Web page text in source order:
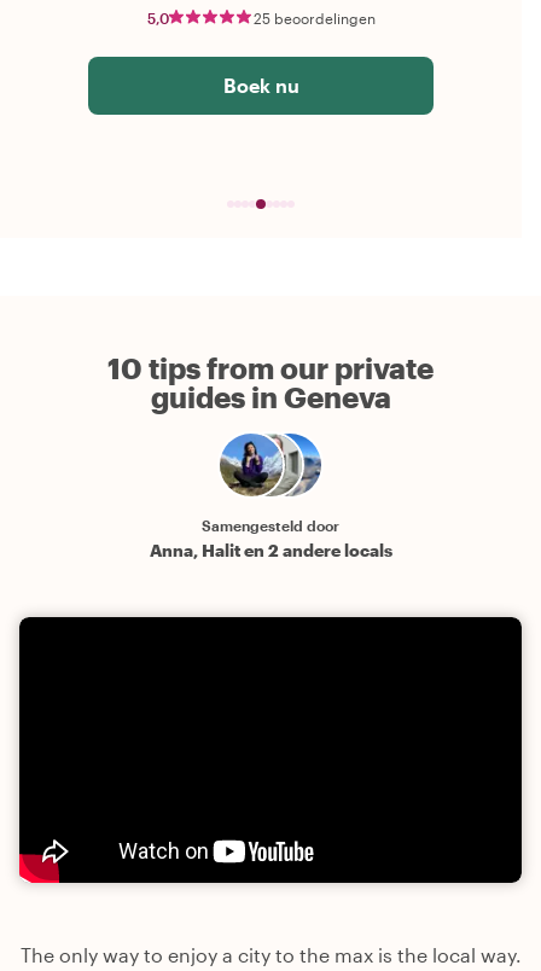
5,0 25 beoordelingen
Boek nu
10 tips from our private
guides in Geneva
Samengesteld door
Anna, Halit en 2 andere locals
The only way to enjoy a city to the max is the local way.